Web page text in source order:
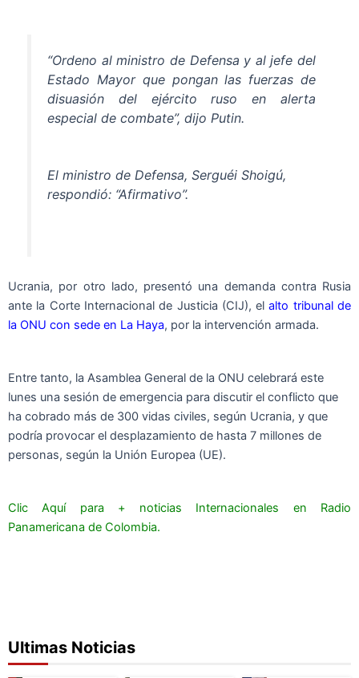
“Ordeno al ministro de Defensa y al jefe del
Estado Mayor que pongan las fuerzas de
disuasión del ejército ruso en alerta
especial de combate”, dijo Putin.
El ministro de Defensa, Serguéi Shoigú,
respondió: “Afirmativo”.
Ucrania, por otro lado, presentó una demanda contra Rusia
ante la Corte Internacional de Justicia (CIJ), elalto tribunal de
la ONU con sede en La Haya, por la intervención armada.
Entre tanto, la Asamblea General de la ONU celebrará este
lunes una sesión de emergencia para discutir el conflicto que
ha cobrado más de 300 vidas civiles, según Ucrania, y que
podría provocar el desplazamiento de hasta 7 millones de
personas, según la Unión Europea (UE).
Clic Aquí para + noticias Internacionales en Radio
Panamericana de Colombia.
Ultimas Noticias